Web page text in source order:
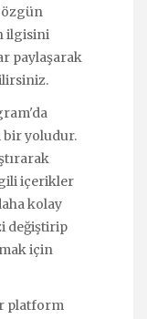
ilgisini
paylaşarak
bir yoludur.
içerikler
kolay
değiştirip
için
platform